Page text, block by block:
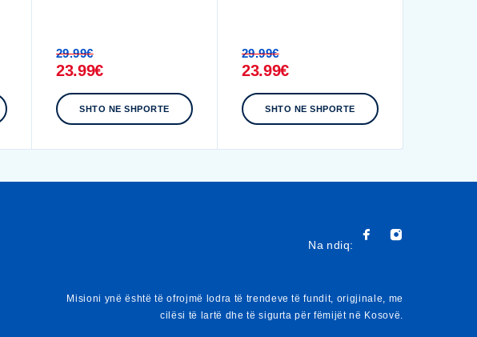
29.99€
23.99€
SHTO NE SHPORTE
29.99€
23.99€
SHTO NE SHPORTE
Na ndiq:
Misioni ynë është të ofrojmë lodra të trendeve të fundit, origjinale, me
cilësi të lartë dhe të sigurta për fëmijët në Kosovë.